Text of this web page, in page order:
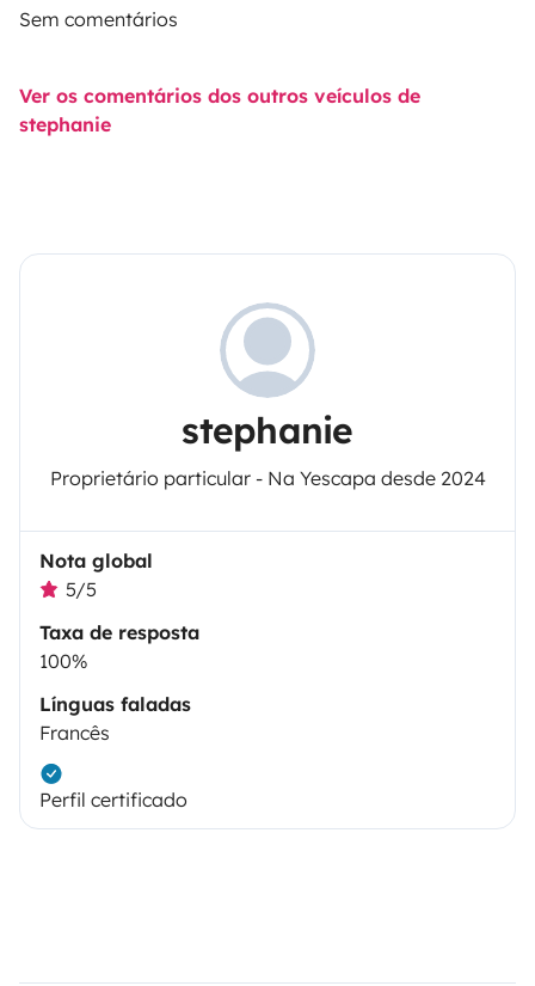
Sem comentários
Ver os comentários dos outros veículos de
stephanie
stephanie
Proprietário particular - Na Yescapa desde 2024
Nota global
5/5
Taxa de resposta
100%
Línguas faladas
Francês
Perfil certificado